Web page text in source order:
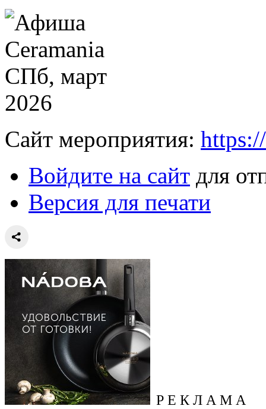
Сайт мероприятия:
Войдите на сайт для
Версия для печати
Р Е К Л А М А